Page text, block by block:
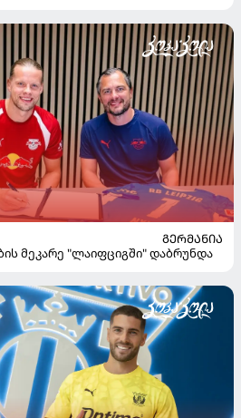
ᲒᲔᲠᲛᲐᲜᲘᲐ
მეკარე "ლაიფციგში" დაბრუნდა